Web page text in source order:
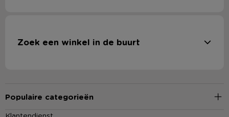
Zoek een winkel in de buurt
Populaire categorieën
Klantendienst